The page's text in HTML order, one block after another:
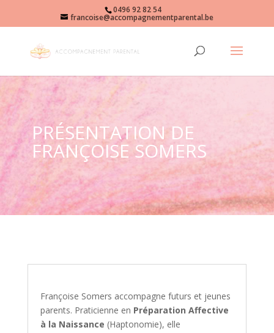
0496 92 82 54
francoise@accompagnementparental.be
PRÉSENTATION DE
FRANÇOISE SOMERS
Françoise Somers accompagne futurs et jeunes
parents. Praticienne en Préparation Affective
à la Naissance (Haptonomie), elle